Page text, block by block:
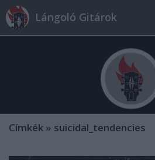
Lángoló Gitárok
Címkék » suicidal_tendencies